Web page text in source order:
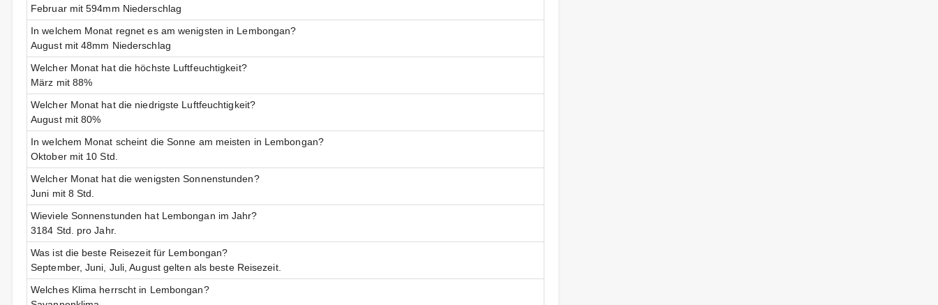
Februar mit 594mm Niederschlag
In welchem Monat regnet es am wenigsten in Lembongan?
August mit 48mm Niederschlag
Welcher Monat hat die höchste Luftfeuchtigkeit?
März mit 88%
Welcher Monat hat die niedrigste Luftfeuchtigkeit?
August mit 80%
In welchem Monat scheint die Sonne am meisten in Lembongan?
Oktober mit 10 Std.
Welcher Monat hat die wenigsten Sonnenstunden?
Juni mit 8 Std.
Wieviele Sonnenstunden hat Lembongan im Jahr?
3184 Std. pro Jahr.
Was ist die beste Reisezeit für Lembongan?
September, Juni, Juli, August gelten als beste Reisezeit.
Welches Klima herrscht in Lembongan?